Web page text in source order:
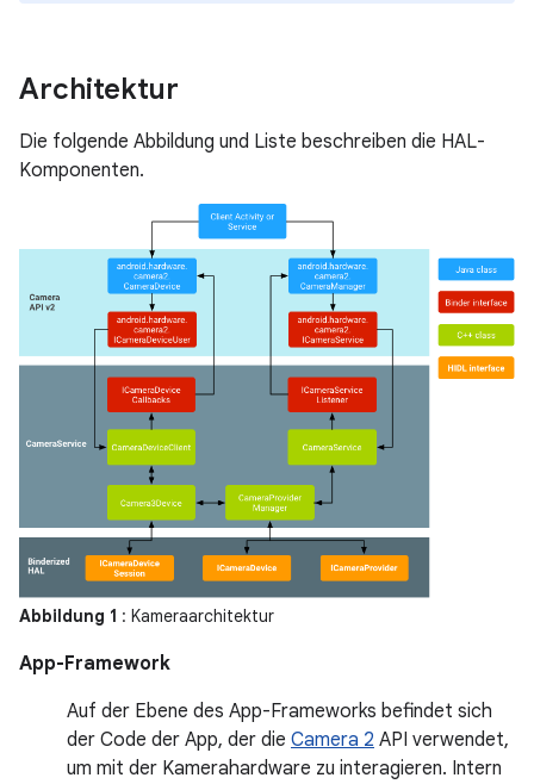
Architektur
Die folgende Abbildung und Liste beschreiben die HAL-
Komponenten.
Abbildung 1 : Kameraarchitektur
App-Framework
Auf der Ebene des App-Frameworks befindet sich
der Code der App, der die Camera 2 API verwendet,
um mit der Kamerahardware zu interagieren. Intern